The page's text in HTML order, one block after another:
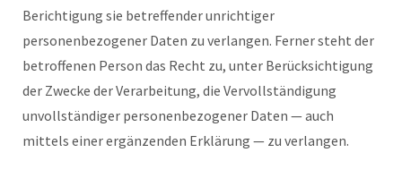
Berichtigung sie betreffender unrichtiger
personenbezogener Daten zu verlangen. Ferner steht der
betroffenen Person das Recht zu, unter Berücksichtigung
der Zwecke der Verarbeitung, die Vervollständigung
unvollständiger personenbezogener Daten — auch
mittels einer ergänzenden Erklärung — zu verlangen.